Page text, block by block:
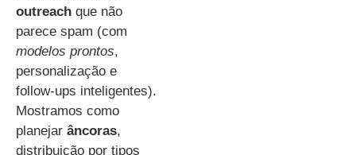
outreach que não
parece spam (com
modelos prontos,
personalização e
follow-ups inteligentes).
Mostramos como
planejar âncoras,
distribuição por tipos